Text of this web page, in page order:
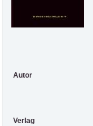
Autor
Verlag